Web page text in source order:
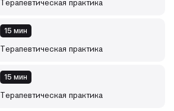
Терапевтическая практика
15 мин
Терапевтическая практика
15 мин
Терапевтическая практика